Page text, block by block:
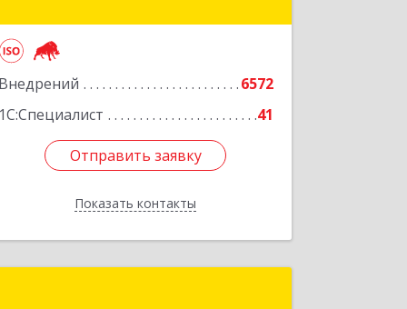
Внедрений
6572
1С:Специалист
41
Отправить заявку
Показать контакты
Подробнее
Отправить заявку
Назад